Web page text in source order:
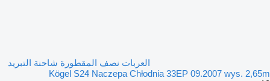
العربات نصف المقطورة شاحنة التبريد
Kögel S24 Naczepa Chłodnia 33EP 09.2007 wys. 2,65m